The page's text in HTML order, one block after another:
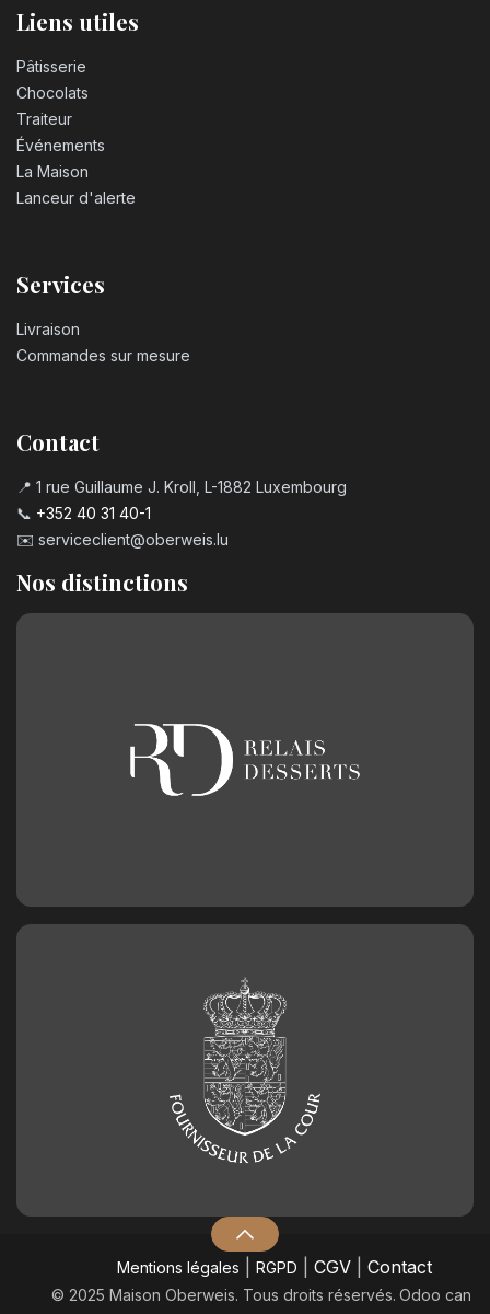
Liens utiles
Pâtisserie
Chocolats
Traiteur
Événements
La Maison
Lanceur d'alerte
Services
Livraison
Commandes sur mesure
Contact
📍 1 rue Guillaume J. Kroll, L-1882 Luxembourg
📞 +352 40 31 40-1
✉️ serviceclient@oberweis.lu
Nos distinctions
Mentions légales RGPD CGV| Contact
© 2025 Maison Oberweis. Tous droits réservés. ​Odoo can